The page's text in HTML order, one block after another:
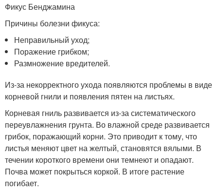
Фикус Бенджамина
Причины болезни фикуса:
Неправильный уход;
Поражение грибком;
Размножение вредителей.
Из-за некорректного ухода появляются проблемы в виде
корневой гнили и появления пятен на листьях.
Корневая гниль развивается из-за систематического
переувлажнения грунта. Во влажной среде развивается
грибок, поражающий корни. Это приводит к тому, что
листья меняют цвет на желтый, становятся вялыми. В
течении короткого времени они темнеют и опадают.
Почва может покрыться коркой. В итоге растение
погибает.